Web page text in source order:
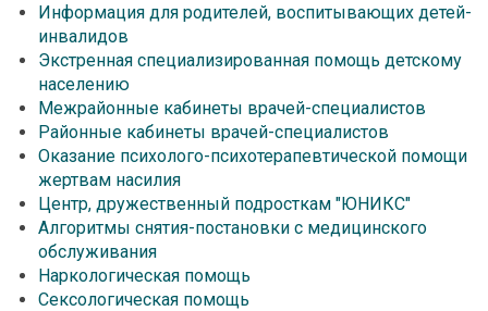
Информация для родителей, воспитывающих детей-
инвалидов
Экстренная специализированная помощь детскому
населению
Межрайонные кабинеты врачей-специалистов
Районные кабинеты врачей-специалистов
Оказание психолого-психотерапевтической помощи
жертвам насилия
Центр, дружественный подросткам "ЮНИКС"
Алгоритмы снятия-постановки с медицинского
обслуживания
Наркологическая помощь
Сексологическая помощь